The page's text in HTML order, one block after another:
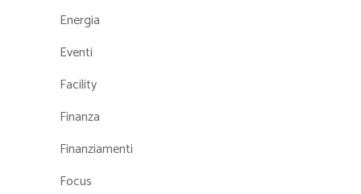
Energia
Eventi
Facility
Finanza
Finanziamenti
Focus